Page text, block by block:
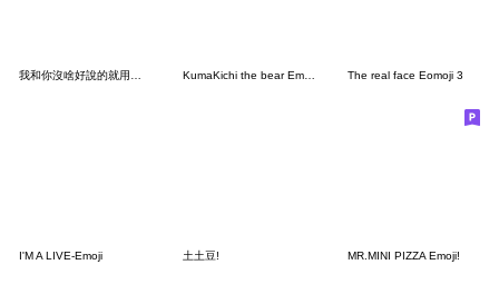
我和你沒啥好說的就用表情貼來表達吧！4 KumaKichi the bear Emoji2 The real face Eomoji 3
I'M A LIVE-Emoji 土土豆! MR.MINI PIZZA Emoji!